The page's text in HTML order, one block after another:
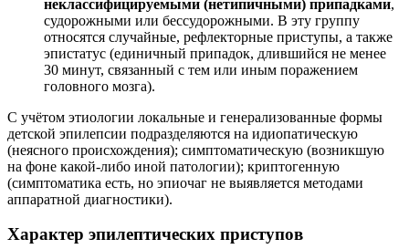
неклассифицируемыми (нетипичными) припадками,
судорожными или бессудорожными. В эту группу
относятся случайные, рефлекторные приступы, а также
эпистатус (единичный припадок, длившийся не менее
30 минут, связанный с тем или иным поражением
головного мозга).
С учётом этиологии локальные и генерализованные формы
детской эпилепсии подразделяются на идиопатическую
(неясного происхождения); симптоматическую (возникшую
на фоне какой-либо иной патологии); криптогенную
(симптоматика есть, но эпиочаг не выявляется методами
аппаратной диагностики).
Характер эпилептических приступов